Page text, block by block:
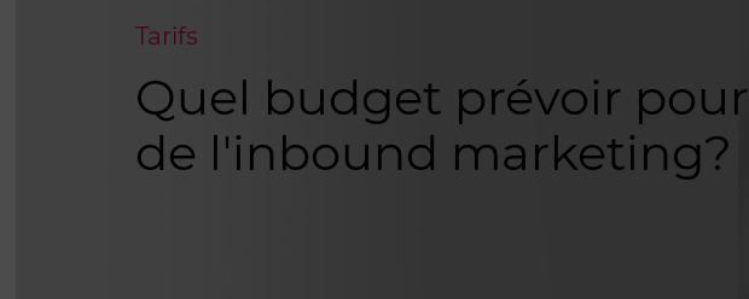
Tarifs
Quel budget prévoir
de l'inbound marketing?